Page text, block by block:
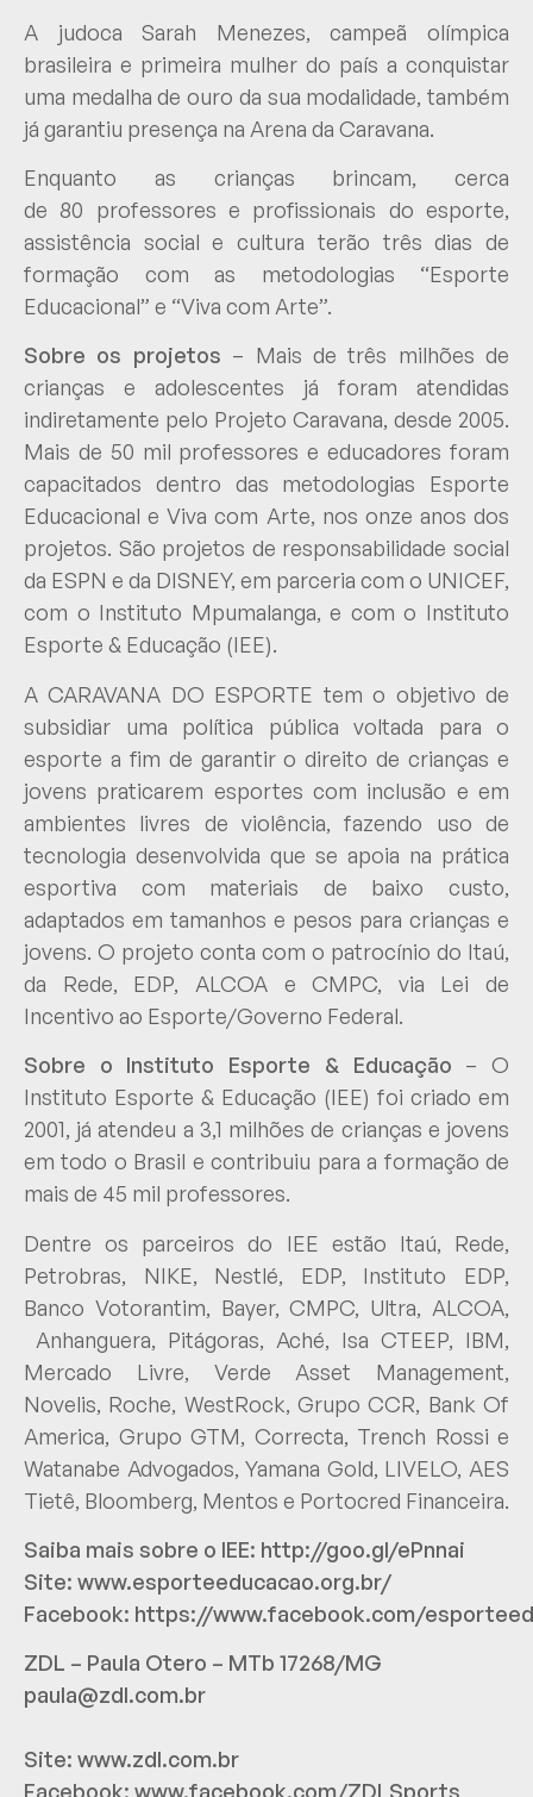
A judoca Sarah Menezes, campeã olímpica
brasileira e primeira mulher do país a conquistar
uma medalha de ouro da sua modalidade, também
já garantiu presença na Arena da Caravana.
Enquanto as crianças brincam, cerca
de 80 professores e profissionais do esporte,
assistência social e cultura terão três dias de
formação com as metodologias “Esporte
Educacional” e “Viva com Arte”.
Sobre os projetos – Mais de três milhões de
crianças e adolescentes já foram atendidas
indiretamente pelo Projeto Caravana, desde 2005.
Mais de 50 mil professores e educadores foram
capacitados dentro das metodologias Esporte
Educacional e Viva com Arte, nos onze anos dos
projetos. São projetos de responsabilidade social
da ESPN e da DISNEY, em parceria com o UNICEF,
com o Instituto Mpumalanga, e com o Instituto
Esporte & Educação (IEE).
A CARAVANA DO ESPORTE tem o objetivo de
subsidiar uma política pública voltada para o
esporte a fim de garantir o direito de crianças e
jovens praticarem esportes com inclusão e em
ambientes livres de violência, fazendo uso de
tecnologia desenvolvida que se apoia na prática
esportiva com materiais de baixo custo,
adaptados em tamanhos e pesos para crianças e
jovens. O projeto conta com o patrocínio do Itaú,
da Rede, EDP, ALCOA e CMPC, via Lei de
Incentivo ao Esporte/Governo Federal.
Sobre o Instituto Esporte & Educação – O
Instituto Esporte & Educação (IEE) foi criado em
2001, já atendeu a 3,1 milhões de crianças e jovens
em todo o Brasil e contribuiu para a formação de
mais de 45 mil professores.
Dentre os parceiros do IEE estão Itaú, Rede,
Petrobras, NIKE, Nestlé, EDP, Instituto EDP,
Banco Votorantim, Bayer, CMPC, Ultra, ALCOA,
Anhanguera, Pitágoras, Aché, Isa CTEEP, IBM,
Mercado Livre, Verde Asset Management,
Novelis, Roche, WestRock, Grupo CCR, Bank Of
America, Grupo GTM, Correcta, Trench Rossi e
Watanabe Advogados, Yamana Gold, LIVELO, AES
Tietê, Bloomberg, Mentos e Portocred Financeira.
Saiba mais sobre o IEE: http://goo.gl/ePnnai
Site: www.esporteeducacao.org.br/
Facebook: https://www.facebook.com/
ZDL – Paula Otero – MTb 17268/MG
paula@zdl.com.br
Site: www.zdl.com.br
Facebook: www.facebook.com/ZDLSports